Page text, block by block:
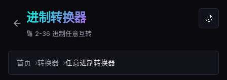
进制转换器
🔢 2-36 进制任意互转
🌙
首页 转换器 任意进制转换器